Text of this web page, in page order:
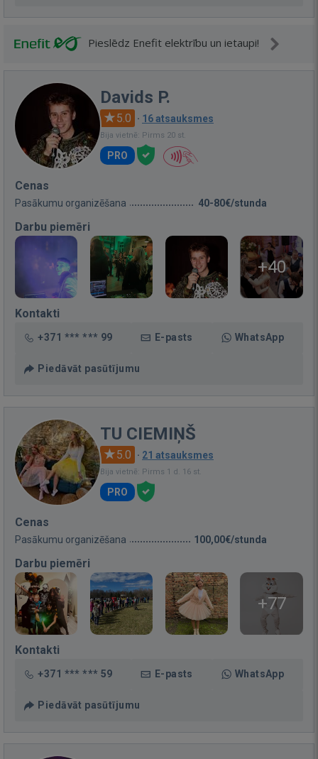
Pieslēdz Enefit elektrību un ietaupi!
Davids P.
5.0 · 16 atsauksmes
Bija vietnē: Pirms 20 st.
PRO
Cenas
Pasākumu organizēšana 40-80€/stunda
Darbu piemēri
+40
Kontakti
+371 *** *** 99 E-pasts WhatsApp
Piedāvāt pasūtījumu
TU CIEMIŅŠ
5.0 · 21 atsauksmes
Bija vietnē: Pirms 1 d. 16 st.
PRO
Cenas
Pasākumu organizēšana 100,00€/stunda
Darbu piemēri
+77
Kontakti
+371 *** *** 59 E-pasts WhatsApp
Piedāvāt pasūtījumu